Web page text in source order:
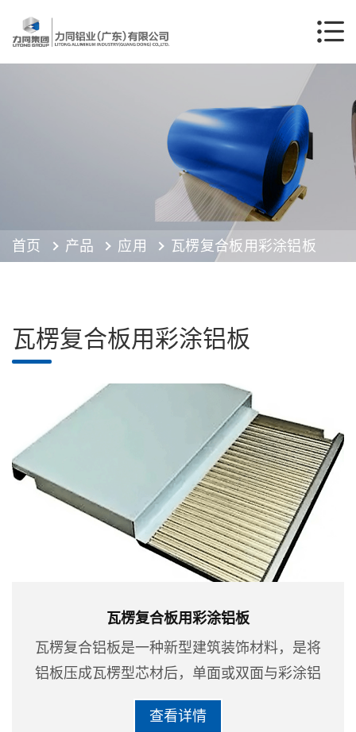
首页 产品 应用 瓦楞复合板用彩涂铝板
瓦楞复合板用彩涂铝板
瓦楞复合板用彩涂铝板
瓦楞复合铝板是⼀种新型建筑装饰材料，是将
铝板压成瓦楞型芯材后，单面或双面与彩涂铝
板高强度粘接复合制作而成的复合板材，主要
用于吊顶装饰，工艺可以采用勾搭板，也可以
查看详情